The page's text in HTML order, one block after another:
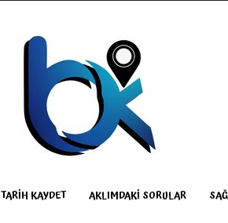
TARIH KAYDET AKLIMDAKI SORULAR